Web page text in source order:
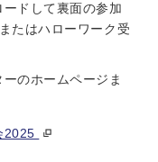
ードして裏面の参加
たはハローワーク受
のホームページま
2025